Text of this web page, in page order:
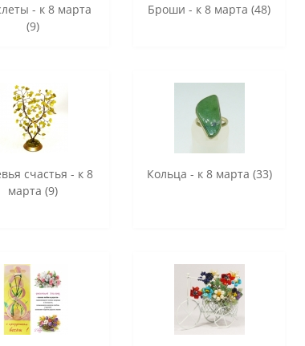
- к 8 марта
(9)
Броши - к 8 марта (48)
счастья - к 8
марта (9)
Кольца - к 8 марта (33)